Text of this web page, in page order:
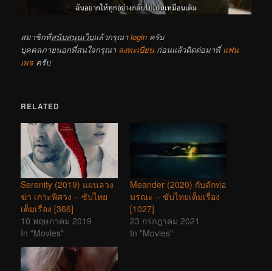
สมาชิกที่สนับสนุนเว็บแล้วกรุณาlogin ครับ
บุคคลภายนอกที่สนใจกรุณา ลงทะเบียน ก่อนแล้วติดต่อมาที่แฟน
เพจ ครับ
RELATED
Serenity (2019) แผนลวง
ฆ่า เกาะพิศวง – ซับไทย
เต็มเรื่อง [366]
10 พฤษภาคม 2019
In "Movies"
Meander (2020) กับดักท่อ
มรณะ – ซับไทยเต็มเรื่อง
[1027]
23 กรกฎาคม 2021
In "Movies"